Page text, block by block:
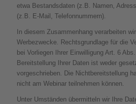
etwa Bestandsdaten (z.B. Namen,
(z.B. E-Mail, Telefonnummern).
In diesem Zusammenhang verarbeiten
Werbezwecke. Rechtsgrundlage für die
bei Vorliegen Ihrer Einwilligung Art. 6
Bereitstellung Ihrer Daten ist weder
vorgeschrieben. Die Nichtbereitstellung
nicht am Webinar teilnehmen können.
Unter Umständen übermitteln wir Ihre